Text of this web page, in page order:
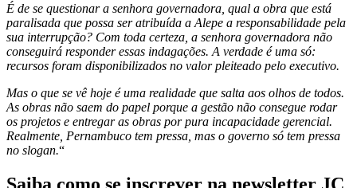
É de se questionar a senhora governadora, qual a obra que está
paralisada que possa ser atribuída a Alepe a responsabilidade pela
sua interrupção? Com toda certeza, a senhora governadora não
conseguirá responder essas indagações. A verdade é uma só:
recursos foram disponibilizados no valor pleiteado pelo executivo.
Mas o que se vê hoje é uma realidade que salta aos olhos de todos.
As obras não saem do papel porque a gestão não consegue rodar
os projetos e entregar as obras por pura incapacidade gerencial.
Realmente, Pernambuco tem pressa, mas o governo só tem pressa
no slogan.“
Saiba como se inscrever na newsletter JC